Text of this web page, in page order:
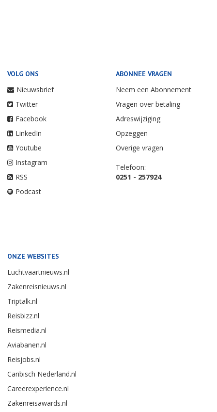
VOLG ONS
Nieuwsbrief
Twitter
Facebook
LinkedIn
Youtube
Instagram
RSS
Podcast
ABONNEE VRAGEN
Neem een Abonnement
Vragen over betaling
Adreswijziging
Opzeggen
Overige vragen
Telefoon:
0251 - 257924
ONZE WEBSITES
Luchtvaartnieuws.nl
Zakenreisnieuws.nl
Triptalk.nl
Reisbizz.nl
Reismedia.nl
Aviabanen.nl
Reisjobs.nl
Caribisch Nederland.nl
Careerexperience.nl
Zakenreisawards.nl